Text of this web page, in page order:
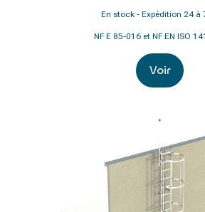
En stock - Expédition 24 à
NF E 85-016 et NF EN ISO
Voir